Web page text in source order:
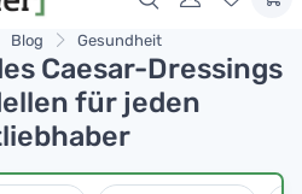
Blog Gesundheit
Caesar-Dressings
für jeden